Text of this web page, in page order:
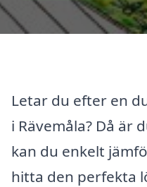
Letar du efter en
i Rävemåla? Då är
kan du enkelt
hitta den perfekta